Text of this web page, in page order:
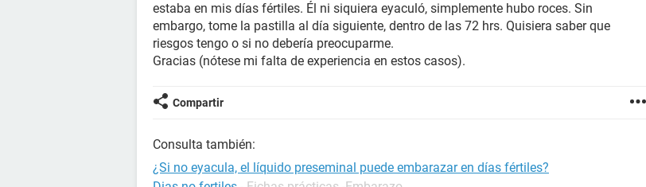
estaba en mis días fértiles. Él ni siquiera eyaculó, simplemente hubo roces. Sin
embargo, tome la pastilla al día siguiente, dentro de las 72 hrs. Quisiera saber que
riesgos tengo o si no debería preocuparme.
Gracias (nótese mi falta de experiencia en estos casos).
Compartir
Consulta también:
¿Si no eyacula, el líquido preseminal puede embarazar en días fértiles?